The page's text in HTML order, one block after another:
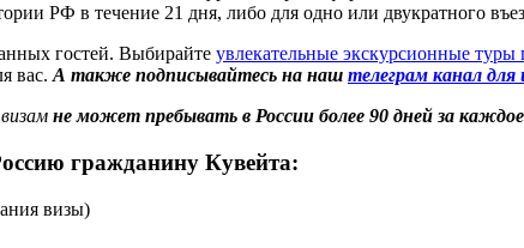
РФ в течение 21 дня, либо для одно или двукратного
гостей. Выбирайте увлекательные экскурсионные туры
вас. А также подписывайтесь на наш телеграм канал
не может пребывать в России более 90 дней за каждое
гражданину Кувейта:
визы)